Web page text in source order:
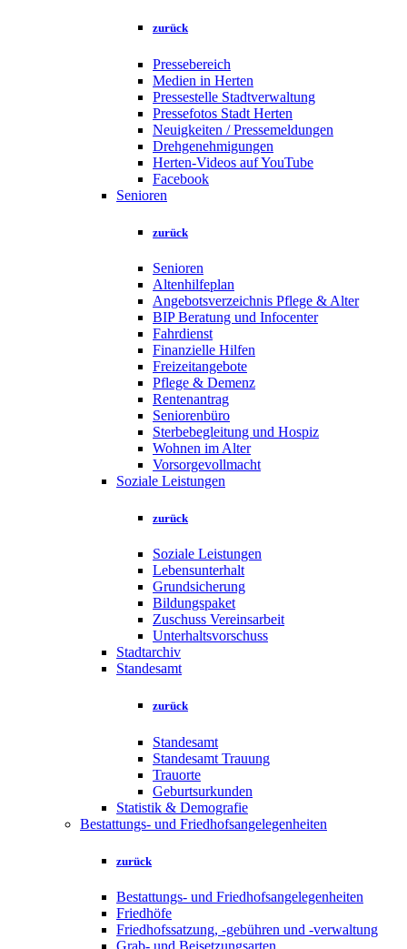
zurück
Pressebereich
Medien in Herten
Pressestelle Stadtverwaltung
Pressefotos Stadt Herten
Neuigkeiten / Pressemeldungen
Drehgenehmigungen
Herten-Videos auf YouTube
Facebook
Senioren
zurück
Senioren
Altenhilfeplan
Angebotsverzeichnis Pflege & Alter
BIP Beratung und Infocenter
Fahrdienst
Finanzielle Hilfen
Freizeitangebote
Pflege & Demenz
Rentenantrag
Seniorenbüro
Sterbebegleitung und Hospiz
Wohnen im Alter
Vorsorgevollmacht
Soziale Leistungen
zurück
Soziale Leistungen
Lebensunterhalt
Grundsicherung
Bildungspaket
Zuschuss Vereinsarbeit
Unterhaltsvorschuss
Stadtarchiv
Standesamt
zurück
Standesamt
Standesamt Trauung
Trauorte
Geburtsurkunden
Statistik & Demografie
Bestattungs- und Friedhofsangelegenheiten
zurück
Bestattungs- und Friedhofsangelegenheiten
Friedhöfe
Friedhofssatzung, -gebühren und -verwaltung
Grab- und Beisetzungsarten